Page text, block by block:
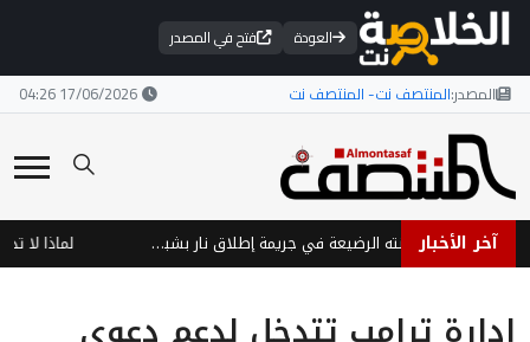
العودة فتح في المصدر
المصدر:المنتصف نت- المنتصف نت 17/06/2026 04:26